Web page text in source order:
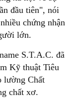
đầu tiên", nói
chứng nhận
lớn.
S.T.A.C. đã
Kỹ thuật Tiêu
lường Chất
chất xơ.